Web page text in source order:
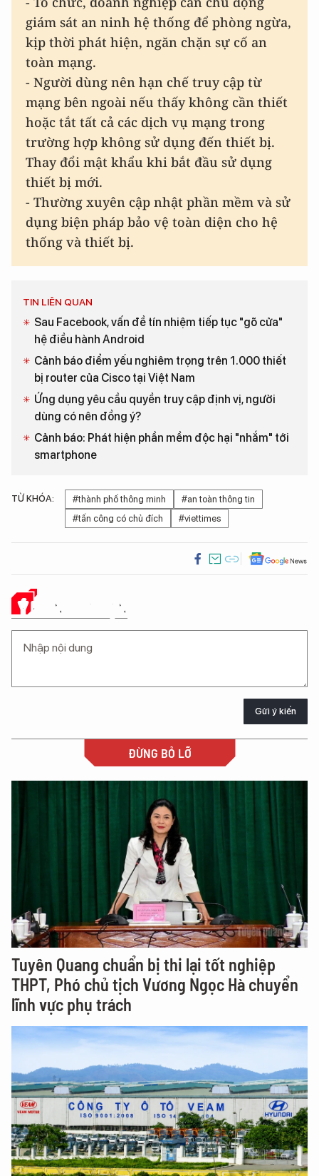
giám sát an ninh hệ thống để phòng ngừa,
kịp thời phát hiện, ngăn chặn sự cố an
toàn mạng.
- Người dùng nên hạn chế truy cập từ
mạng bên ngoài nếu thấy không cần thiết
hoặc tắt tất cả các dịch vụ mạng trong
trường hợp không sử dụng đến thiết bị.
Thay đổi mật khẩu khi bắt đầu sử dụng
thiết bị mới.
- Thường xuyên cập nhật phần mềm và sử
dụng biện pháp bảo vệ toàn diện cho hệ
thống và thiết bị.
TIN LIÊN QUAN
Sau Facebook, vấn đề tín nhiệm tiếp tục "gõ cửa"
hệ điều hành Android
Cảnh báo điểm yếu nghiêm trọng trên 1.000 thiết
bị router của Cisco tại Việt Nam
Ứng dụng yêu cầu quyền truy cập định vị, người
dùng có nên đồng ý?
Cảnh báo: Phát hiện phần mềm độc hại "nhắm" tới
smartphone
TỪ KHÓA: #thành phố thông minh
#an toàn thông tin
#tấn công có chủ đích
#viettimes
Ý KIẾN CỦA BẠN
Gửi ý kiến
ĐỪNG BỎ LỠ
Tuyên Quang chuẩn bị thi lại tốt nghiệp
THPT, Phó chủ tịch Vương Ngọc Hà chuyển
lĩnh vực phụ trách